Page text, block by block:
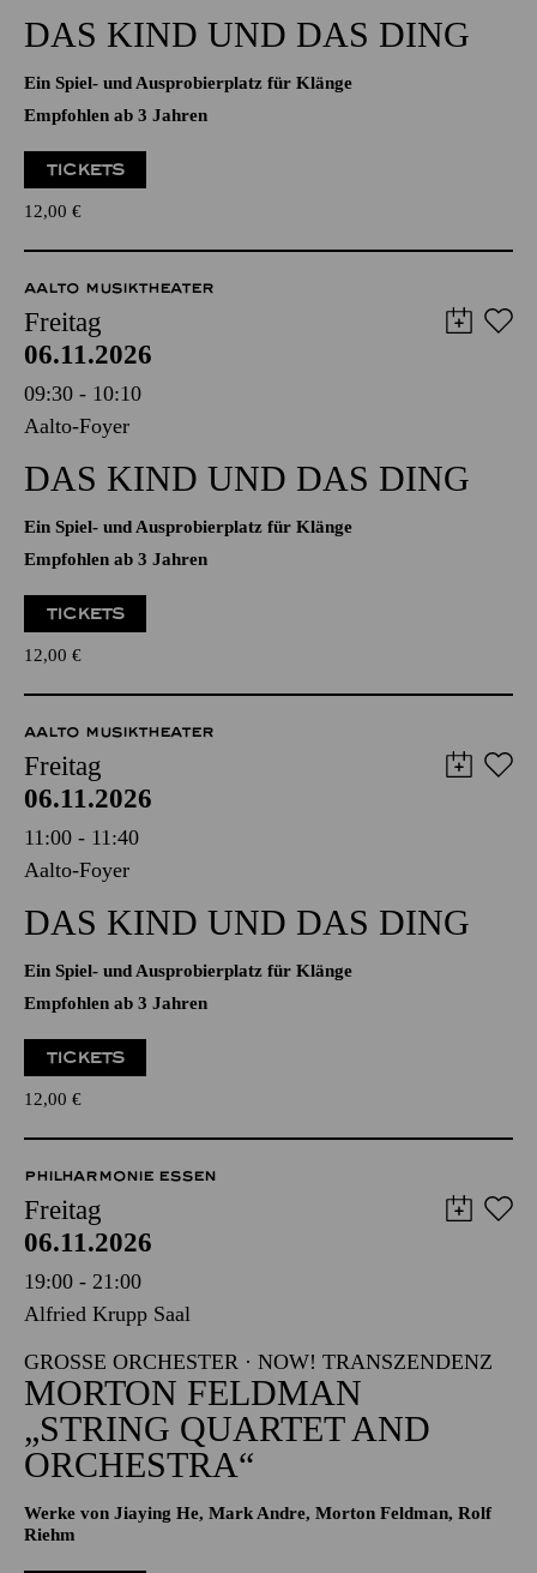
10:00 - 10:40
DAS KIND UND DAS DING
Ein Spiel- und Ausprobierplatz für Klänge
Empfohlen ab 3 Jahren
12,00€
AALTO MUSIKTHEATER
Freitag
06.11.2026
09:30 - 10:10
DAS KIND UND DAS DING
Ein Spiel- und Ausprobierplatz für Klänge
Empfohlen ab 3 Jahren
12,00€
AALTO MUSIKTHEATER
Freitag
06.11.2026
11:00 - 11:40
DAS KIND UND DAS DING
Ein Spiel- und Ausprobierplatz für Klänge
Empfohlen ab 3 Jahren
12,00€
PHILHARMONIE ESSEN
Freitag
06.11.2026
19:00 - 21:00
Alfried Krupp Saal
GROSSE ORCHESTER · NOW! TRANSZENDENZ
MORTON FELDMAN
„STRING QUARTET AND
ORCHESTRA“